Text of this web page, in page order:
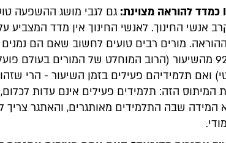
גם לגבי מושג ההשפעה
אנשי החינוך. לאנשי החינוך אין מדד המצביע
מורים רבים טועים לחשוב שאם הם
אלו שלא מדברים 92% מהשיעור (הרוב המוחלט של המורים בעולם
ואם תלמידיהם פעילים בזמן השיעור - הרי
המיתוס הזה: תלמידים פעילים אינם עדות
המידה שבה התלמידים מאותגרים, והאתגר צריך